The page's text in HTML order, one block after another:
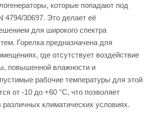
которые попадают под
4794/30697. Это делает её
для широкого спектра
Горелка предназначена для
где отсутствует воздействие
повышенной влажности и
рабочие температуры для этой
от -10 до +60 °C, что позволяет
различных климатических условиях.